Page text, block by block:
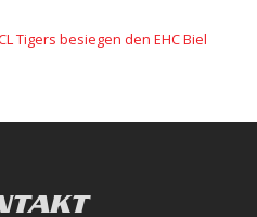
Tigers besiegen den EHC Biel